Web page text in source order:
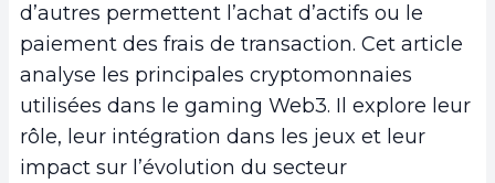
d’autres permettent l’achat d’actifs ou le
paiement des frais de transaction. Cet article
analyse les principales cryptomonnaies
utilisées dans le gaming Web3. Il explore leur
rôle, leur intégration dans les jeux et leur
impact sur l’évolution du secteur